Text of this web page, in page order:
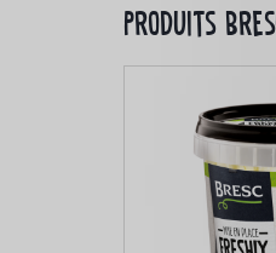
Produits